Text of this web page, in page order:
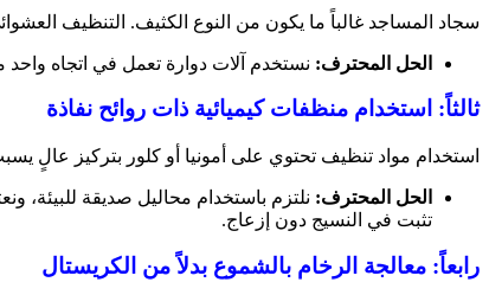
سجاد المساجد غالباً ما يكون من النوع الكثيف. التنظيف
الحل المحترف: نستخدم آلات دوارة تعمل في اتجاه
ثالثاً: استخدام منظفات كيميائية ذات روائح نفاذة
استخدام مواد تنظيف تحتوي على أمونيا أو كلور بتركيز
الحل المحترف: نلتزم باستخدام محاليل صديقة للبيئة،
تثبت في النسيج دون إزعاج.
رابعاً: معالجة الرخام بالشموع بدلاً من الكريستال